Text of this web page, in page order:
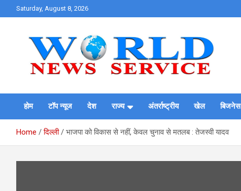
to
Saturday, August 8, 2026
World News Service
होम टॉप न्यूज देश राज्य अंतर्राष्ट्रीय खेल बिजनेस
Home दिल्ली भाजपा को विकास से नहीं, केवल चुनाव से मतलब : तेजस्वी यादव